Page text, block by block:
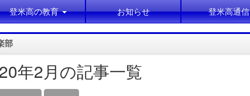
登米高の教育 お知らせ 登米高通信
部
年2月の記事一覧